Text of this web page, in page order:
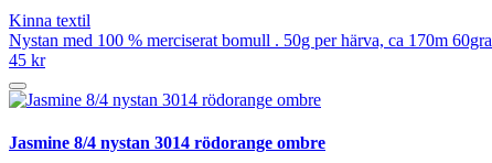
Kinna textil
Nystan med 100 % merciserat bomull . 50g per härva, ca 170m
45 kr
Jasmine 8/4 nystan 3014 rödorange ombre